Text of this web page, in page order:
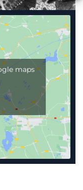
maps